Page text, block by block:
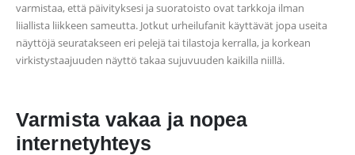
varmistaa, että päivityksesi ja suoratoisto ovat tarkkoja ilman
liiallista liikkeen sameutta. Jotkut urheilufanit käyttävät jopa useita
näyttöjä seuratakseen eri pelejä tai tilastoja kerralla, ja korkean
virkistystaajuuden näyttö takaa sujuvuuden kaikilla niillä.
Varmista vakaa ja nopea
internetyhteys